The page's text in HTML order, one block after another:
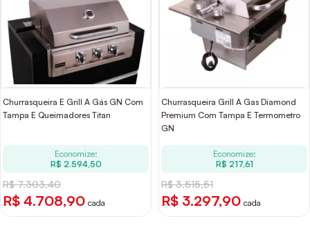
Churrasqueira E Grill A Gás GN Com
Tampa E Queimadores Titan
Economize:
R$ 2.594,50
R$ 7.303,40
R$ 4.708,90 cada
Churrasqueira Grill A Gas Diamond
Premium Com Tampa E Termometro
GN
Economize:
R$ 217,61
R$ 3.515,51
R$ 3.297,90 cada